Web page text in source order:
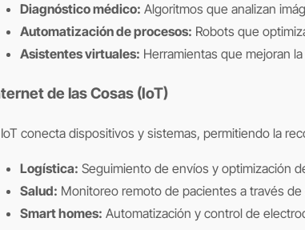
Diagnóstico médico: Algoritmos que analizan
Automatización de procesos: Robots que
Asistentes virtuales: Herramientas que mejoran
de las Cosas (IoT)
conecta dispositivos y sistemas, permitiendo la
Logística: Seguimiento de envíos y optimización
Salud: Monitoreo remoto de pacientes a través
Smart homes: Automatización y control de